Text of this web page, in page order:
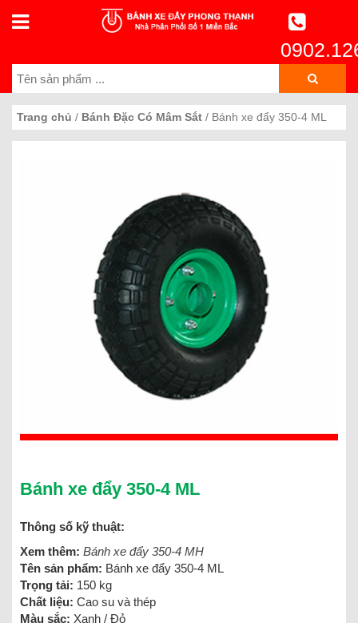
Trang chủ / Bánh Đặc Có Mâm Sắt / Bánh xe đẩy 350-4 ML
Bánh xe đẩy 350-4 ML
Thông số kỹ thuật:
Xem thêm: Bánh xe đẩy 350-4 MH
Tên sản phẩm: Bánh xe đẩy 350-4 ML
Trọng tải: 150 kg
Chất liệu: Cao su và thép
Màu sắc: Xanh / Đỏ